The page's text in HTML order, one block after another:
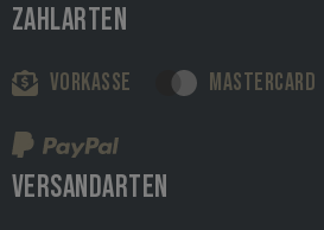
ZAHLARTEN
VORKASSE MASTERCARD
VERSANDARTEN